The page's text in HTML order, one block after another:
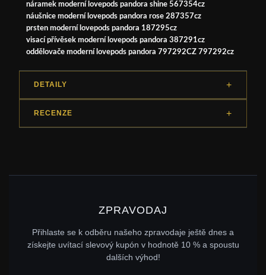
náramek moderní lovepods pandora shine 567354cz
náušnice moderní lovepods pandora rose 287357cz
prsten moderní lovepods pandora 187295cz
visací přívěsek moderní lovepods pandora 387291cz
oddělovače moderní lovepods pandora 797292CZ 797292cz
DETAILY
RECENZE
ZPRAVODAJ
Přihlaste se k odběru našeho zpravodaje ještě dnes a
získejte uvítací slevový kupón v hodnotě 10 % a spoustu
dalších výhod!